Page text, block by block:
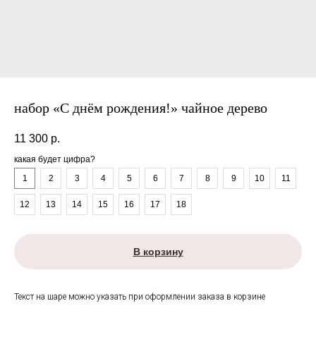
набор «С днём рождения!» чайное дерево
11 300 р.
какая будет цифра?
1
2 3 4 5 6 7 8 9 10 11
12 13 14 15 16 17 18
В корзину
Текст на шаре можно указать при оформлении заказа в корзине